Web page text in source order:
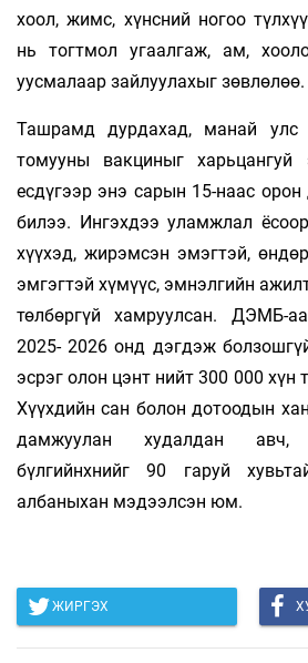
хоол, жимс, хүнсний ногоо
нь тогтмол угаалгаж, ам,
уусмалаар зайлуулахыг зөвлөлөө.
Ташрамд дурдахад, манай
томууны вакциныг харьцангуй
есдүгээр энэ сарын 15-наас
билээ. Ингэхдээ уламжлал
хүүхэд, жирэмсэн эмэгтэй,
эмгэгтэй хүмүүс, эмнэлгийн
төлбөргүй хамруулсан. ДЭМБ-
2025- 2026 онд дэгдэж
эсрэг олон цэнт нийт 300 000
Хүүхдийн сан болон дотоодын
дамжуулан худалдан авч,
бүлгийнхнийг 90 гаруй
албаныхан мэдээлсэн юм.
ЖИРГЭХ